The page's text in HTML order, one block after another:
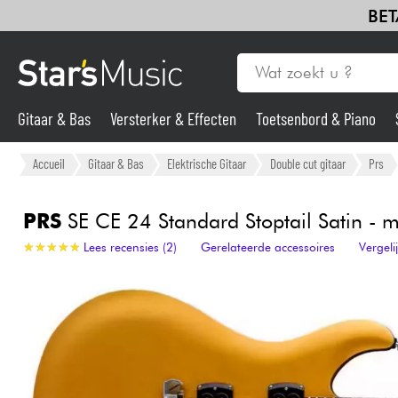
Gitaar & Bas
Synths & samplers
Licht
Gitaar & Bas Versterker & Effecten Toetsenbord & Piano
Accueil Gitaar & Bas Elektrische Gitaar Double cut gitaar Prs
PRSSE CE 24 Standard Stoptail Satin -
★★★★★
★★★★★ Lees recensies (2) Gerelateerde accessoires